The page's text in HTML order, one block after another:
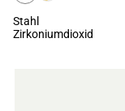
Stahl
Zirkoniumdioxid